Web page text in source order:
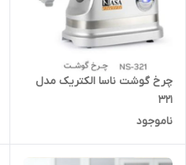
چرخ گوشت ناسا الکتریک مدل
321
ناموجود